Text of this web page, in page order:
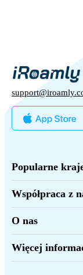
Popularne
Turcja
Francja
Tajlandia
Japonia
Włochy
Indie
Hiszpania
Współpraca z
Program partnerski
Dokumentacja API
O nas
Więcej